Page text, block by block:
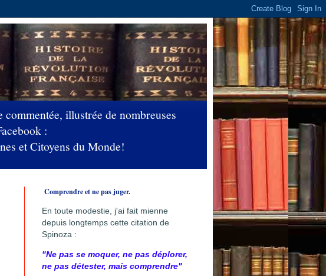
illustrée de nombreuses
:
et Citoyens du Monde!
Comprendre et ne pas juger.
En toute modestie, j'ai fait mienne
depuis longtemps cette citation de
Spinoza :
"Ne pas se moquer, ne pas déplorer,
ne pas détester, mais comprendre"